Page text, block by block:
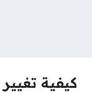
كيفية